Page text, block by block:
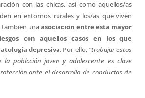
con las chicas, así como aquellos/as
en entornos rurales y los/as que viven
también unaasociación entre esta mayor
con aquellos casos en los que
depresiva. Por ello, “trabajar estos
la población joven y adolescente es clave
ante el desarrollo de conductas de